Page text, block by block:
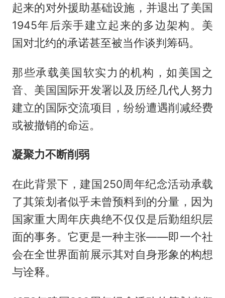
起来的对外援助基础设施，并退出了美国
1945年后亲手建立起来的多边架构。美
国对北约的承诺甚至被当作谈判筹码。
那些承载美国软实力的机构，如美国之
音、美国国际开发署以及历经几代人努力
建立的国际交流项目，纷纷遭遇削减经费
或被撤销的命运。
凝聚力不断削弱
在此背景下，建国250周年纪念活动承载
了其策划者似乎未曾预料到的分量，因为
国家重大周年庆典绝不仅仅是后勤组织层
面的事务。它更是一种主张——即一个社
会在全世界面前展示其对自身形象的构想
与诠释。